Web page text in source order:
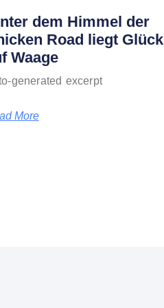
dem Himmel der
Road liegt Glück
Waage
generated excerpt
More